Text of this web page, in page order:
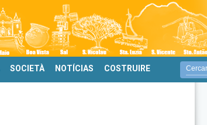
SOCIETÀ NOTÍCIAS COSTRUIRE